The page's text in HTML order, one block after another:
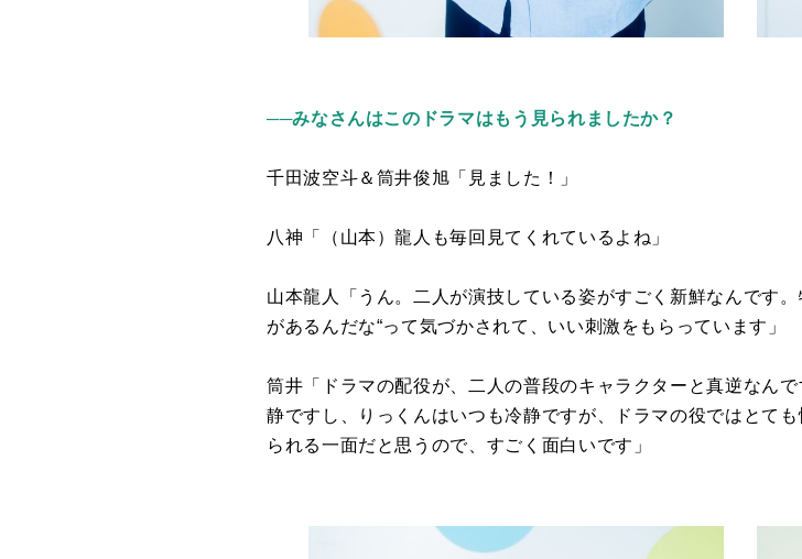
──みなさんはこのドラマはもう見られましたか？
千田波空斗＆筒井俊旭「見ました！」
八神「（山本）龍人も毎回見てくれているよね」
山本龍人「うん。二人が演技している姿がすごく新鮮なんです
があるんだな“って気づかされて、いい刺激をもらっています」
筒井「ドラマの配役が、二人の普段のキャラクターと真逆なん
静ですし、りっくんはいつも冷静ですが、ドラマの役ではとて
られる一面だと思うので、すごく面白いです」